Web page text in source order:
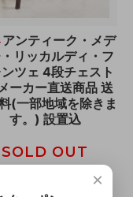
アンティーク・メデ
リッカルディ・フ
ンツェ 4段チェスト
ーカー直送商品 送
(一部地域を除きま
す。) 設置込
SOLD OUT
具 メーカー直送シリーズ
域の除き送料無料・設置
×